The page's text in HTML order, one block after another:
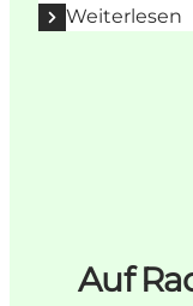
Weiterlesen
Auf